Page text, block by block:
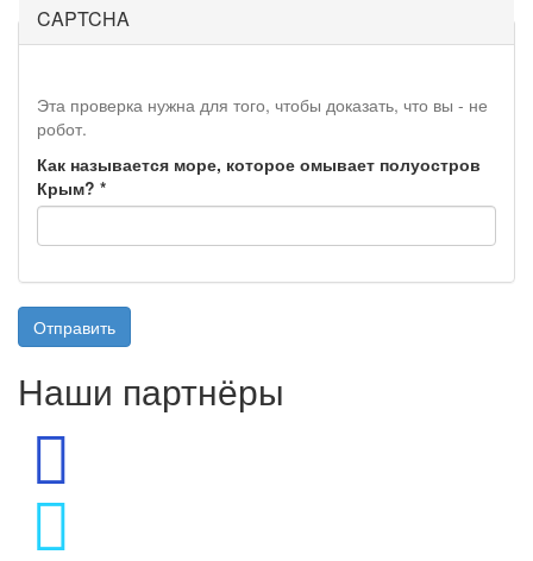
CAPTCHA
Эта проверка нужна для того, чтобы доказать, что вы - не
робот.
Как называется море, которое омывает полуостров
Крым? *
Отправить
Наши партнёры